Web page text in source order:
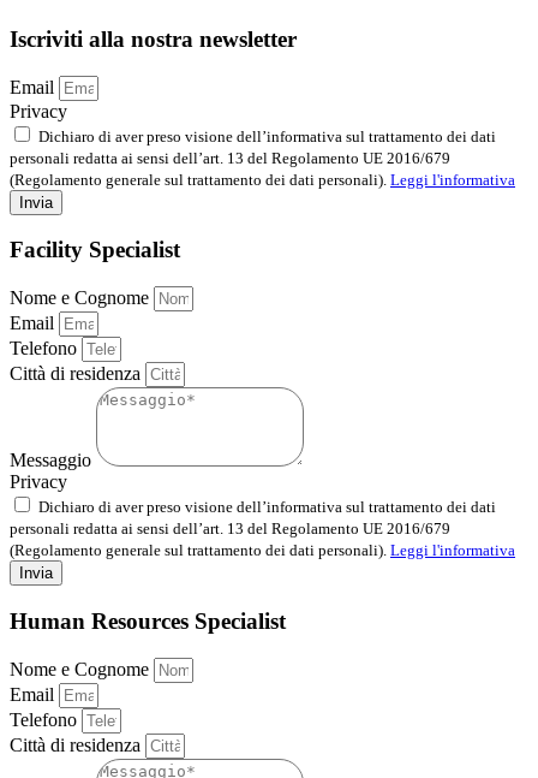
Iscriviti alla nostra newsletter
Email
Privacy
Dichiaro di aver preso visione dell’informativa sul trattamento dei dati
personali redatta ai sensi dell’art. 13 del Regolamento UE 2016/679
(Regolamento generale sul trattamento dei dati personali). Leggi l'informativa
Invia
Facility Specialist
Nome e Cognome
Email
Telefono
Città di residenza
Messaggio
Privacy
Dichiaro di aver preso visione dell’informativa sul trattamento dei dati
personali redatta ai sensi dell’art. 13 del Regolamento UE 2016/679
(Regolamento generale sul trattamento dei dati personali). Leggi l'informativa
Invia
Human Resources Specialist
Nome e Cognome
Email
Telefono
Città di residenza